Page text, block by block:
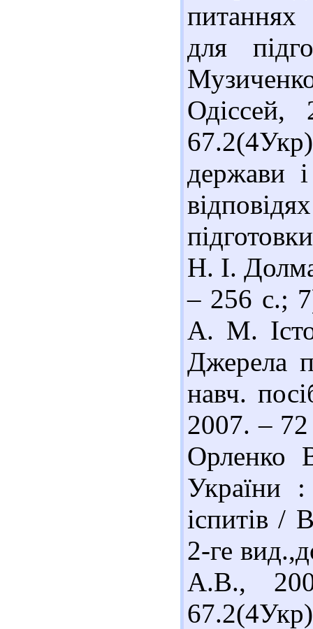
питаннях
для
держави
Н. І.
– 256 с.;
А. М.
Джерела
навч.
2007. –
Орленко
України
іспитів /
2-ге
А.В.,